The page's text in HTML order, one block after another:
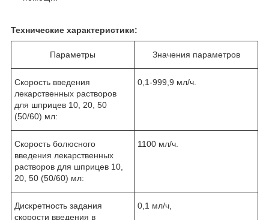
Технические характеристики:
Параметры Значения параметров
Скорость введения
лекарственных растворов
для шприцев 10, 20, 50
(50/60) мл:
0,1-999,9 мл/ч.
Скорость болюсного
введения лекарственных
растворов для шприцев 10,
20, 50 (50/60) мл:
1100 мл/ч.
Дискретность задания
скорости введения в
0,1 мл/ч,